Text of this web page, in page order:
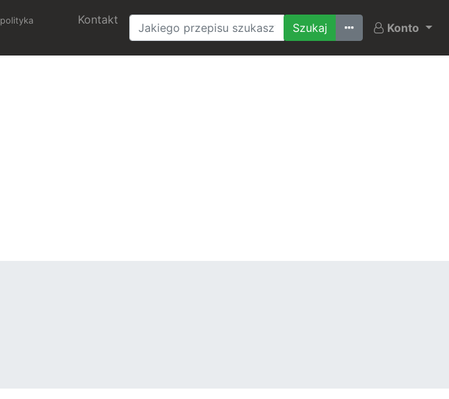
polityka
Kontakt
Ostatnio szukane
Konto